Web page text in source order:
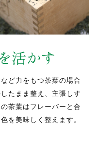
ど力をもつ茶葉の場合
たまま整え、主張しす
茶葉はフレーバーと合
を美味しく整えます。